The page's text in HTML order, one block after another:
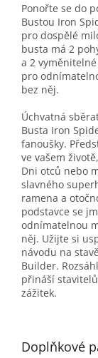
Ponořte se do
Bustou Iron
pro dospělé
busta má 2
a 2
pro
bez něj.
Úchvatná
Busta Iron
fanoušky.
ve vašem
Dni otců nebo
slavného
ramena a
podstavce se
odnímatelnou
něj. Užijte si
návodu na
Builder.
přináší
zážitek.
Doplňkové